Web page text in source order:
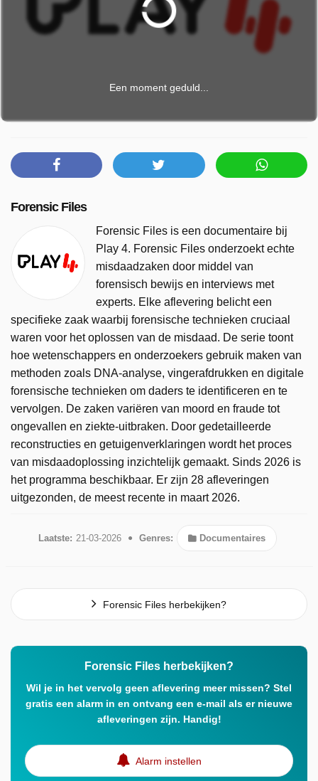
Een moment geduld...
Forensic Files
Forensic Files is een documentaire bij
Play 4. Forensic Files onderzoekt echte
misdaadzaken door middel van
forensisch bewijs en interviews met
experts. Elke aflevering belicht een
specifieke zaak waarbij forensische technieken cruciaal
waren voor het oplossen van de misdaad. De serie toont
hoe wetenschappers en onderzoekers gebruik maken van
methoden zoals DNA-analyse, vingerafdrukken en digitale
forensische technieken om daders te identificeren en te
vervolgen. De zaken variëren van moord en fraude tot
ongevallen en ziekte-uitbraken. Door gedetailleerde
reconstructies en getuigenverklaringen wordt het proces
van misdaadoplossing inzichtelijk gemaakt. Sinds 2026 is
het programma beschikbaar. Er zijn 28 afleveringen
uitgezonden, de meest recente in maart 2026.
Laatste: 21-03-2026 Genres: Documentaires
Forensic Files herbekijken?
Forensic Files herbekijken?
Wil je in het vervolg geen aflevering meer missen? Stel
gratis een alarm in en ontvang een e-mail als er nieuwe
afleveringen zijn. Handig!
Alarm instellen